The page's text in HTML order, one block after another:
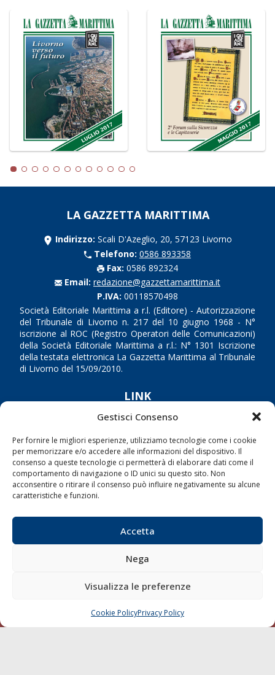
Gestisci Consenso
Per fornire le migliori esperienze, utilizziamo tecnologie come i cookie
per memorizzare e/o accedere alle informazioni del dispositivo. Il
consenso a queste tecnologie ci permetterà di elaborare dati come il
comportamento di navigazione o ID unici su questo sito. Non
acconsentire o ritirare il consenso può influire negativamente su alcune
caratteristiche e funzioni.
Accetta
Nega
Visualizza le preferenze
Cookie PolicyPrivacy Policy
LA GAZZETTA MARITTIMA
Indirizzo: Scali D'Azeglio, 20, 57123 Livorno
Telefono: 0586 893358
Fax: 0586 892324
Email: redazione@gazzettamarittima.it
P.IVA: 00118570498
Società Editoriale Marittima a r.l. (Editore) - Autorizzazione
del Tribunale di Livorno n. 217 del 10 giugno 1968 - N°
iscrizione al ROC (Registro Operatori delle Comunicazioni)
della Società Editoriale Marittima a r.l.: N° 1301 Iscrizione
della testata elettronica La Gazzetta Marittima al Tribunale
di Livorno del 15/09/2010.
LINK
Porti/Interporti
Trasporti
Varie
Compagnie di Navigazione
Blue economy
Diporto
Contatti
CHIAMA SCRIVI